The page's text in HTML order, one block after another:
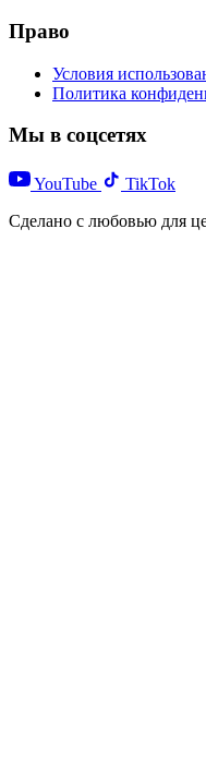
Право
Условия
Политика
Мы в соцсетях
YouTube
TikTok
Сделано с любовью для